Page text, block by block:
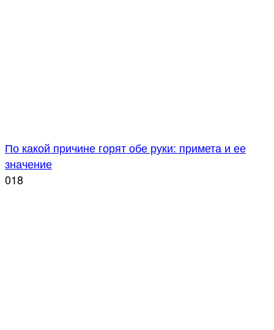
По какой причине горят обе руки: примета и ее
значение
018